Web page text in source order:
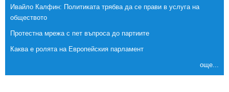
Ивайло Калфин: Политиката трябва да се прави в услуга на
обществото
Протестна мрежа с пет въпроса до партиите
Каква е ролята на Европейския парламент
още...